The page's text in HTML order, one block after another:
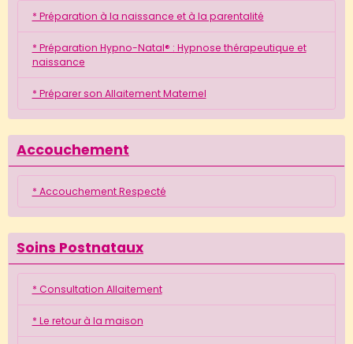
* Préparation à la naissance et à la parentalité
* Préparation Hypno-Natal® : Hypnose thérapeutique et
naissance
* Préparer son Allaitement Maternel
Accouchement
* Accouchement Respecté
Soins Postnataux
* Consultation Allaitement
* Le retour à la maison